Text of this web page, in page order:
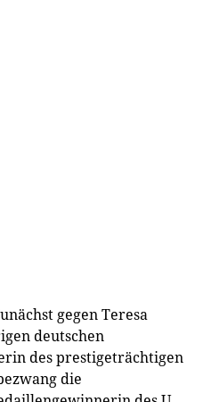
gegen Teresa
deutschen
des prestigeträchtigen
die